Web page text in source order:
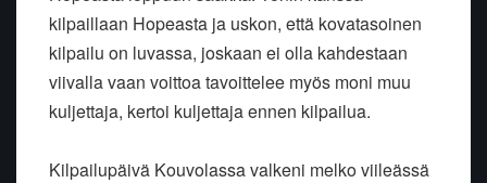
kilpaillaan Hopeasta ja uskon, että kovatasoinen
kilpailu on luvassa, joskaan ei olla kahdestaan
viivalla vaan voittoa tavoittelee myös moni muu
kuljettaja, kertoi kuljettaja ennen kilpailua.
Kilpailupäivä Kouvolassa valkeni melko viileässä